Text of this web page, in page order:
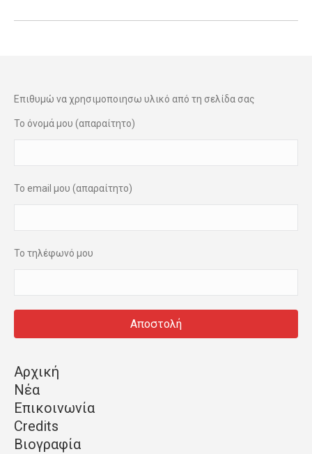
Επιθυμώ να χρησιμοποιησω υλικό από τη σελίδα σας
Το όνομά μου (απαραίτητο)
Το email μου (απαραίτητο)
Το τηλέφωνό μου
Αρχική
Νέα
Επικοινωνία
Credits
Βιογραφία